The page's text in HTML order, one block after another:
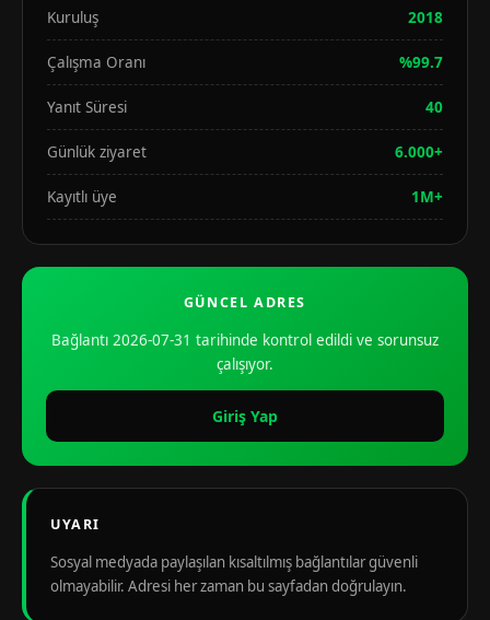
Kuruluş 2018
Çalışma Oranı %99.7
Yanıt Süresi 40
Günlük ziyaret 6.000+
Kayıtlı üye 1M+
GÜNCEL ADRES
Bağlantı 2026-07-31 tarihinde kontrol edildi ve sorunsuz
çalışıyor.
Giriş Yap
UYARI
Sosyal medyada paylaşılan kısaltılmış bağlantılar güvenli
olmayabilir. Adresi her zaman bu sayfadan doğrulayın.